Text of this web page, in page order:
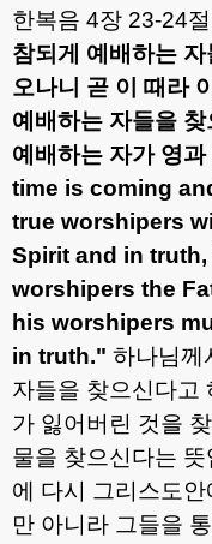
한복음 4장 23-24
참되게 예배하는
오나니 곧 이 때라
예배하는 자들을
예배하는 자가 영
time is coming
true worshipers
Spirit and in
worshipers the
his worshipers
in truth." 하나님께
자들을 찾으신다고
가 잃어버린 것을
물을 찾으신다는
에 다시 그리스도
만 아니라 그들을